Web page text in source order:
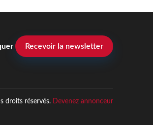
Recevoir la newsletter
droits réservés. Devenez annonceur